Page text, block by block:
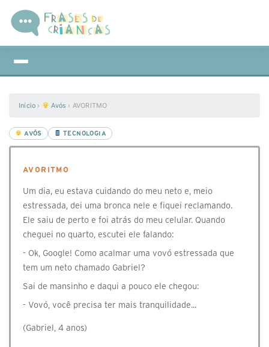
Início › Avós › AVORITMO
AVÓS TECNOLOGIA
AVORITMO
Um dia, eu estava cuidando do meu neto e, meio
estressada, dei uma bronca nele e fiquei reclamando.
Ele saiu de perto e foi atrás do meu celular. Quando
cheguei no quarto, escutei ele falando:
- Ok, Google! Como acalmar uma vovó estressada que
tem um neto chamado Gabriel?
Sai de mansinho e daqui a pouco ele chegou:
- Vovó, você precisa ter mais tranquilidade...
(Gabriel, 4 anos)